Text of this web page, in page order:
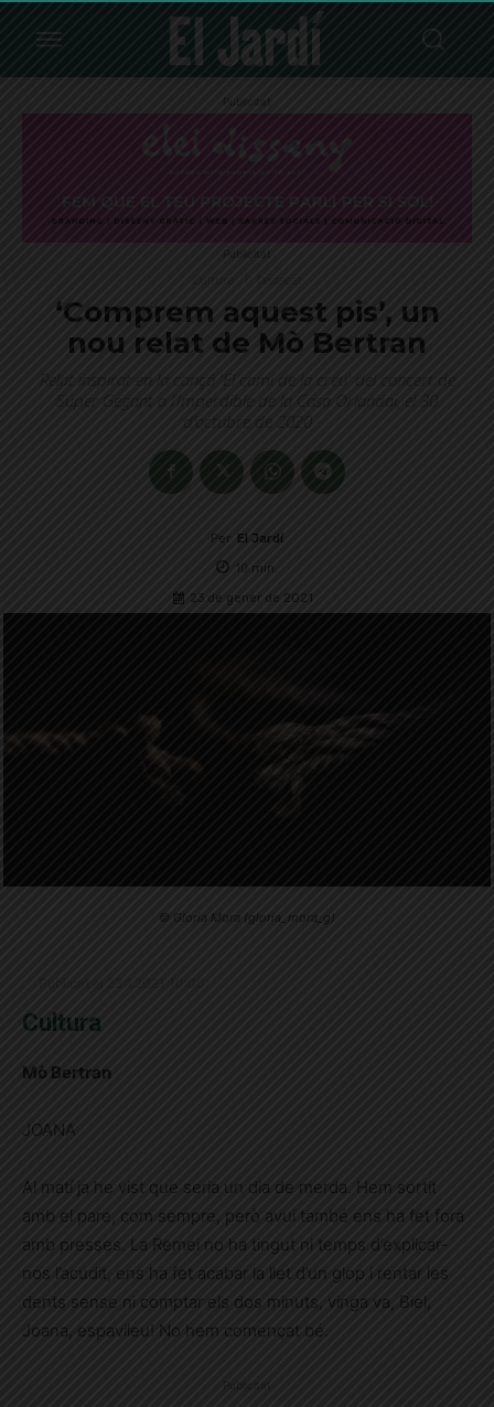
Publicitat
Publicitat
‘Comprem aquest pis’, un
nou relat de Mò Bertran
Relat inspirat en la cançó 'El camí de la creu' del concert de
Súper Gegant a l’Imperdible de la Casa Orlandai, el 30
d’octubre de 2020
Per El Jardí
10 min.
23 de gener de 2021
© Gloria Mora (gloria_mora_g)
Cultura
Mò Bertran
JOANA
Al matí ja he vist que seria un dia de merda. Hem sortit
amb el pare, com sempre, però avui també ens ha fet fora
amb presses. La Remei no ha tingut ni temps d’explicar-
nos l’acudit, ens ha fet acabar la llet d’un glop i rentar les
dents sense ni comptar els dos minuts, vinga va, Biel,
Joana, espavileu! No hem començat bé.